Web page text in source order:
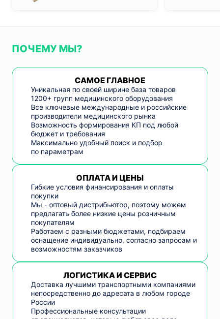
ПОЧЕМУ МЫ?
САМОЕ ГЛАВНОЕ
Уникальная по своей ширине база товаров
1200+ групп медицинского оборудования
Все ключевые международные и российские
производители медицинского рынка
Возможность формирования КП под любой
бюджет и требования
Максимально удобный поиск и подбор
по параметрам
ОПЛАТА И ЦЕНЫ
Гибкие условия финансирования и оплаты
покупки
Мы - оптовый дистрибьютор, поэтому можем
предлагать более низкие цены розничным
покупателям
Работаем с разными бюджетами, подбираем
оснащение индивидуально, согласно запросам и
возможностям заказчиков
ЛОГИСТИКА И СЕРВИС
Доставка лучшими транспортными компаниями
непосредственно до адресата в любом городе
России
Профессиональные консультации